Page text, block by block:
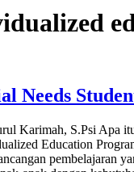
Needs
Karimah, S.Psi Apa
Education
pembelajaran